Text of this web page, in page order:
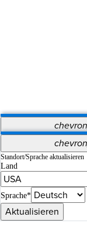
Vet Systems
Supplier Portal
Standort/Sprache aktualisieren
Land
Sprache*
Aktualisieren